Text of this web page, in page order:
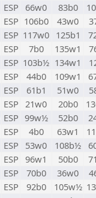
ESP 66w0 83b0
ESP 106b0 43w0
ESP 117w0 125b1
ESP 7b0 135w1
ESP 103b½ 134w1
ESP 44b0 109w1
ESP 61b1 51w0
ESP 21w0 20b0
ESP 99w½ 52b0
ESP 4b0 63w1
ESP 53w0 108b½
ESP 96w1 50b0
ESP 70b0 36w0
ESP 92b0 105w½